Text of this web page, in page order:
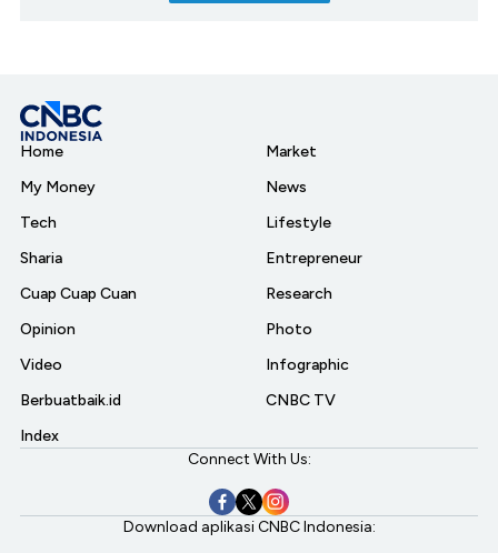
Home
My Money
Tech
Sharia
Cuap Cuap Cuan
Opinion
Video
Berbuatbaik.id
Index
Market
News
Lifestyle
Entrepreneur
Research
Photo
Infographic
CNBC TV
Connect With Us:
Download aplikasi CNBC Indonesia: